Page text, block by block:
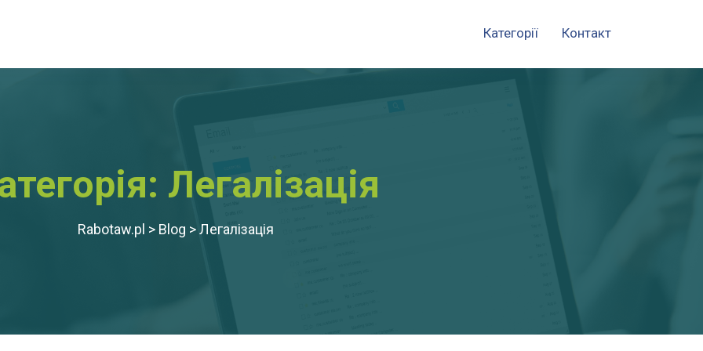
Категорії Контакт
Легалізація
Rabotaw.pl > Blog >Легалізація